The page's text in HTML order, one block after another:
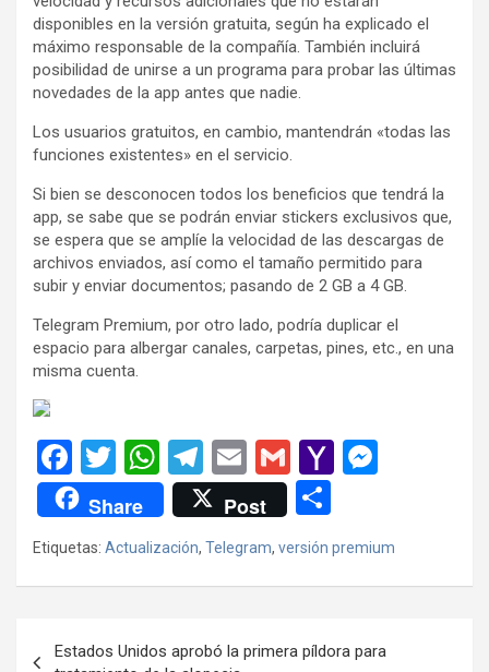
disponibles en la versión gratuita, según ha explicado el
máximo responsable de la compañía. También incluirá
posibilidad de unirse a un programa para probar las últimas
novedades de la app antes que nadie.
Los usuarios gratuitos, en cambio, mantendrán «todas las
funciones existentes» en el servicio.
Si bien se desconocen todos los beneficios que tendrá la
app, se sabe que se podrán enviar stickers exclusivos que,
se espera que se amplíe la velocidad de las descargas de
archivos enviados, así como el tamaño permitido para
subir y enviar documentos; pasando de 2 GB a 4 GB.
Telegram Premium, por otro lado, podría duplicar el
espacio para albergar canales, carpetas, pines, etc., en una
misma cuenta.
F
a
ce
b
o
T
wi
tt
er
W
h
at
s
A
T
el
e
gr
a
E
m
ail
G
m
ail
Y
o
o
n
g
Share Post
m
ar
Etiquetas: Actualización, Telegram, versión premium
Estados Unidos aprobó la primera píldora para